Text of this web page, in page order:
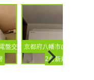
盤交
京都府八幡市にて、エア
2台新規設置